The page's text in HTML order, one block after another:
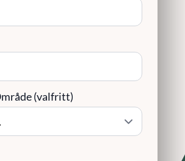
(valfritt)